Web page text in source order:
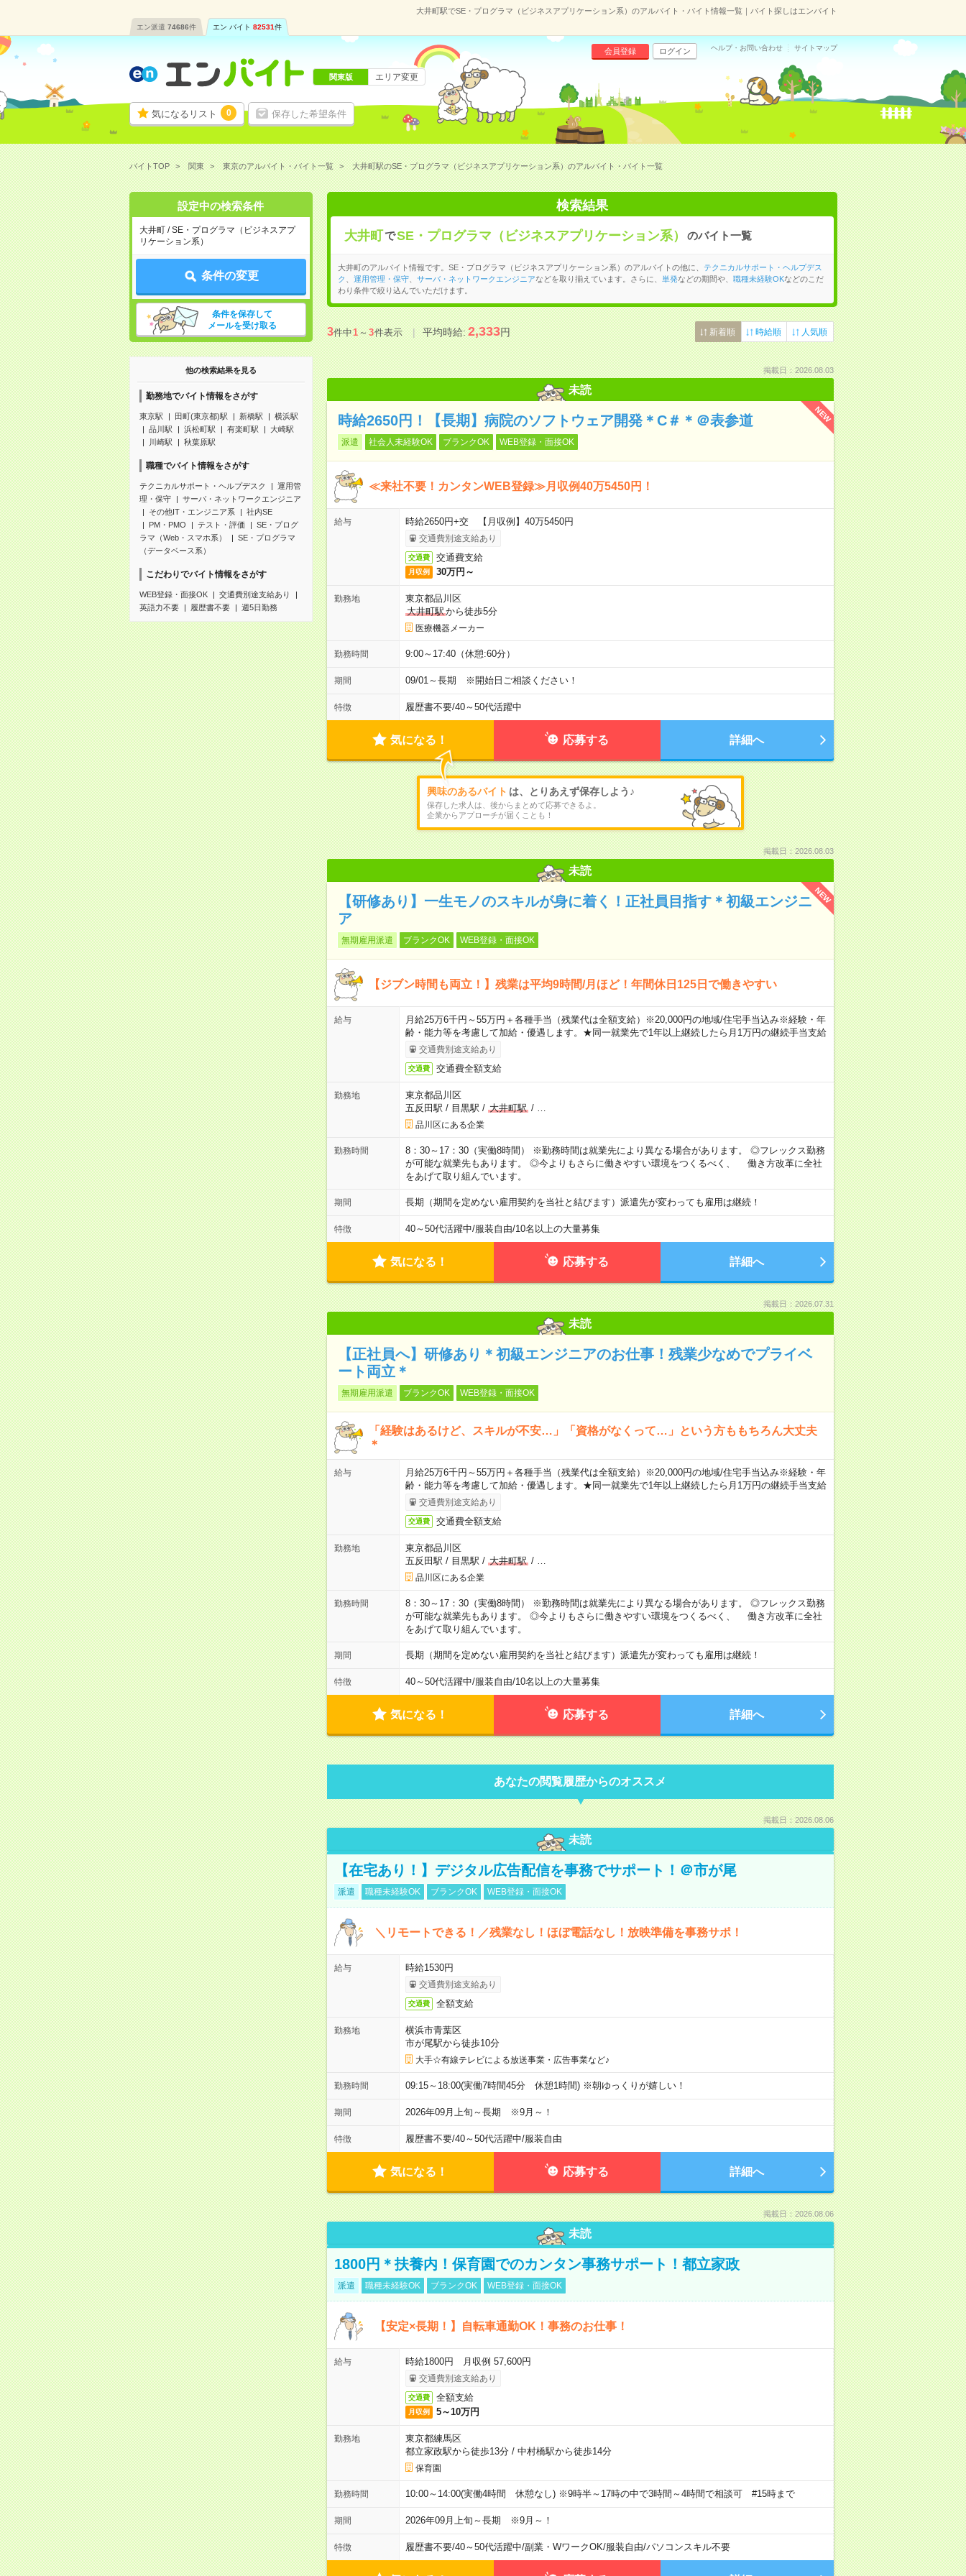
大井町駅でSE・プログラマ（ビジネスアプリケーション系）のアルバイト・バイト情報一覧｜バイト探しはエンバイト
エン派遣 74686件 エン バイト 82531件
気になるリスト 0 保存した希望条件
会員登録 ログイン ヘルプ・お問い合わせ サイトマップ
関東版 エリア変更
バイトTOP 関東 東京のアルバイト・バイト一覧 大井町駅のSE・プログラマ（ビジネスアプリケーション系）のアルバイト・バイト一覧
設定中の検索条件
大井町 / SE・プログラマ（ビジネスアプ
リケーション系）
条件の変更
条件を保存して
メールを受け取る
他の検索結果を見る
勤務地でバイト情報をさがす
東京駅 田町(東京都)駅 新橋駅
横浜駅
品川駅
浜松町駅 有楽町駅
大崎駅
川崎駅
秋葉原駅
職種でバイト情報をさがす
テクニカルサポート・ヘルプデスク
運用管
理・保守
サーバ・ネットワークエンジニア
その他IT・エンジニア系
社内SE
PM・PMO
テスト・評価
SE・プログ
ラマ（Web・スマホ系）
SE・プログラマ
（データベース系）
こだわりでバイト情報をさがす
WEB登録・面接OK
交通費別途支給あり
英語力不要
履歴書不要 週5日勤務
検索結果
大井町でSE・プログラマ（ビジネスアプリケーション系） のバイト一覧
大井町のアルバイト情報です。SE・プログラマ（ビジネスアプリケーション系）のアルバイトの他に、 テクニカルサポート・ヘルプデス
ク
運用管理・保守、 サーバ・ネットワークエンジニアなどを取り揃えています。さらに、 単発などの期間や、 職種未経験OKなどのこだ
わり条件で絞り込んでいただけます。
3件中1～3件表示 平均時給:2,333円 新着順 時給順 人気順
掲載日：2026.08.03
未読
NEW
時給2650円！【長期】病院のソフトウェア開発＊C＃＊＠表参道
派遣 社会人未経験OK ブランクOK WEB登録・面接OK
≪来社不要！カンタンWEB登録≫月収例40万5450円！
給与 時給2650円+交 【月収例】40万5450円
交通費別途支給あり
交通費 交通費支給
月収例 30万円～
勤務地
東京都品川区
大井町駅から徒歩5分
医療機器メーカー
勤務時間 9:00～17:40（休憩:60分）
期間 09/01～長期 ※開始日ご相談ください！
特徴 履歴書不要/40～50代活躍中
気になる！ 応募する 詳細へ
興味のあるバイト は、とりあえず保存しよう♪
保存した求人は、後からまとめて応募できるよ。
企業からアプローチが届くことも！
掲載日：2026.08.03
未読
NEW
【研修あり】一生モノのスキルが身に着く！正社員目指す＊初級エンジニ
ア
無期雇用派遣 ブランクOK WEB登録・面接OK
【ジブン時間も両立！】残業は平均9時間/月ほど！年間休日125日で働きやすい
給与
月給25万6千円～55万円＋各種手当（残業代は全額支給）※20,000円の地域/住宅手当込み※経験・年
齢・能力等を考慮して加給・優遇します。★同一就業先で1年以上継続したら月1万円の継続手当支給
交通費別途支給あり
交通費 交通費全額支給
勤務地
東京都品川区
五反田駅 / 目黒駅 / 大井町駅/
品川区にある企業
勤務時間
8：30～17：30（実働8時間） ※勤務時間は就業先により異なる場合があります。 ◎フレックス勤務
が可能な就業先もあります。 ◎今よりもさらに働きやすい環境をつくるべく、 働き方改革に全社
をあげて取り組んでいます。
期間 長期（期間を定めない雇用契約を当社と結びます）派遣先が変わっても雇用は継続！
特徴 40～50代活躍中/服装自由/10名以上の大量募集
気になる！ 応募する 詳細へ
掲載日：2026.07.31
未読
【正社員へ】研修あり＊初級エンジニアのお仕事！残業少なめでプライベ
ート両立＊
無期雇用派遣 ブランクOK WEB登録・面接OK
「経験はあるけど、スキルが不安…」「資格がなくって…」という方ももちろん大丈夫
＊
給与
月給25万6千円～55万円＋各種手当（残業代は全額支給）※20,000円の地域/住宅手当込み※経験・年
齢・能力等を考慮して加給・優遇します。★同一就業先で1年以上継続したら月1万円の継続手当支給
交通費別途支給あり
交通費 交通費全額支給
勤務地
東京都品川区
五反田駅 / 目黒駅 / 大井町駅/
品川区にある企業
勤務時間
8：30～17：30（実働8時間） ※勤務時間は就業先により異なる場合があります。 ◎フレックス勤務
が可能な就業先もあります。 ◎今よりもさらに働きやすい環境をつくるべく、 働き方改革に全社
をあげて取り組んでいます。
期間 長期（期間を定めない雇用契約を当社と結びます）派遣先が変わっても雇用は継続！
特徴 40～50代活躍中/服装自由/10名以上の大量募集
気になる！ 応募する 詳細へ
あなたの閲覧履歴からのオススメ
掲載日：2026.08.06
未読
【在宅あり！】デジタル広告配信を事務でサポート！＠市が尾
派遣 職種未経験OK ブランクOK WEB登録・面接OK
＼リモートできる！／残業なし！ほぼ電話なし！放映準備を事務サポ！
給与 時給1530円
交通費別途支給あり
交通費 全額支給
勤務地
横浜市青葉区
市が尾駅から徒歩10分
大手☆有線テレビによる放送事業・広告事業など♪
勤務時間 09:15～18:00(実働7時間45分 休憩1時間) ※朝ゆっくりが嬉しい！
期間 2026年09月上旬～長期 ※9月～！
特徴 履歴書不要/40～50代活躍中/服装自由
気になる！ 応募する 詳細へ
掲載日：2026.08.06
未読
1800円＊扶養内！保育園でのカンタン事務サポート！都立家政
派遣 職種未経験OK ブランクOK WEB登録・面接OK
【安定×長期！】自転車通勤OK！事務のお仕事！
給与 時給1800円 月収例 57,600円
交通費別途支給あり
交通費 全額支給
月収例 5～10万円
勤務地
東京都練馬区
都立家政駅から徒歩13分/ 中村橋駅から徒歩14分
保育園
勤務時間 10:00～14:00(実働4時間 休憩なし) ※9時半～17時の中で3時間～4時間で相談可 #15時まで
期間 2026年09月上旬～長期 ※9月～！
特徴 履歴書不要/40～50代活躍中/副業・WワークOK/服装自由/パソコンスキル不要